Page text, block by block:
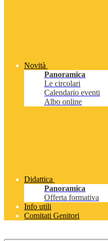
Novità
Panoramica
Le circolari
Calendario eventi
Albo online
Didattica
Panoramica
Offerta formativa
Info utili
Comitati Genitori